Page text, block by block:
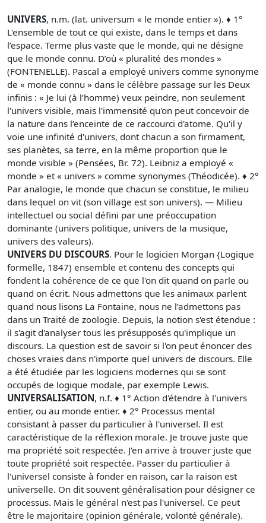
UNIVERS, n.m. (lat. universum « le monde entier »). ♦ 1°
L'ensemble de tout ce qui existe, dans le temps et dans
l’espace. Terme plus vaste que le monde, qui ne désigne
que le monde connu. D’où « pluralité des mondes »
(FONTENELLE). Pascal a employé univers comme synonyme
de « monde connu » dans le célèbre passage sur les Deux
infinis : « Je lui (à l’homme) veux peindre, non seulement
l'univers visible, mais l'immensité qu'on peut concevoir de
la nature dans l’enceinte de ce raccourci d'atome. Qu'il y
voie une infinité d'univers, dont chacun a son firmament,
ses planètes, sa terre, en la même proportion que le
monde visible » (Pensées, Br. 72). Leibniz a employé «
monde » et « univers » comme synonymes (Théodicée). ♦ 2°
Par analogie, le monde que chacun se constitue, le milieu
dans lequel on vit (son village est son univers). — Milieu
intellectuel ou social défini par une préoccupation
dominante (univers politique, univers de la musique,
univers des valeurs).
UNIVERS DU DISCOURS. Pour le logicien Morgan {Logique
formelle, 1847) ensemble et contenu des concepts qui
fondent la cohérence de ce que l'on dit quand on parle ou
quand on écrit. Nous admettons que les animaux parlent
quand nous lisons La Fontaine, nous ne l’admettons pas
dans un Traité de zoologie. Depuis, la notion s'est étendue :
il s'agit d'analyser tous les présupposés qu'implique un
discours. La question est de savoir si l'on peut énoncer des
choses vraies dans n'importe quel univers de discours. Elle
a été étudiée par les logiciens modernes qui se sont
occupés de logique modale, par exemple Lewis.
UNIVERSALISATION, n.f. ♦ 1° Action d'étendre à l'univers
entier, ou au monde entier. ♦ 2° Processus mental
consistant à passer du particulier à l'universel. Il est
caractéristique de la réflexion morale. Je trouve juste que
ma propriété soit respectée. J'en arrive à trouver juste que
toute propriété soit respectée. Passer du particulier à
l'universel consiste à fonder en raison, car la raison est
universelle. On dit souvent généralisation pour désigner ce
processus. Mais le général n'est pas l'universel. Ce peut
être le majoritaire (opinion générale, volonté générale).